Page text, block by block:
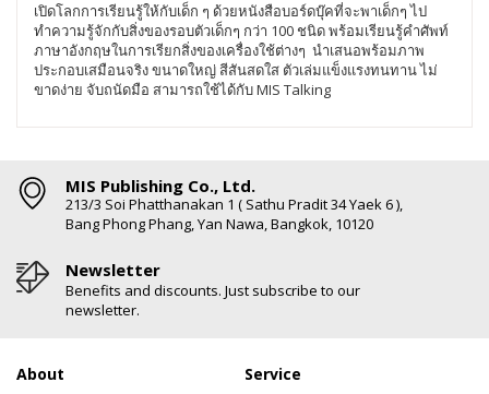
เปิดโลกการเรียนรู้ให้กับเด็ก ๆ ด้วยหนังสือบอร์ดบุ๊คที่จะพาเด็กๆ ไป
ทำความรู้จักกับสิ่งของรอบตัวเด็กๆ กว่า 100 ชนิด พร้อมเรียนรู้คำศัพท์
ภาษาอังกฤษในการเรียกสิ่งของเครื่องใช้ต่างๆ นำเสนอพร้อมภาพ
ประกอบเสมือนจริง ขนาดใหญ่ สีสันสดใส ตัวเล่มแข็งแรงทนทาน ไม่
ขาดง่าย จับถนัดมือ สามารถใช้ได้กับ MIS Talking
MIS Publishing Co., Ltd.
213/3 Soi Phatthanakan 1 ( Sathu Pradit 34 Yaek 6 ),
Bang Phong Phang, Yan Nawa, Bangkok, 10120
Newsletter
Benefits and discounts. Just subscribe to our
newsletter.
About Service